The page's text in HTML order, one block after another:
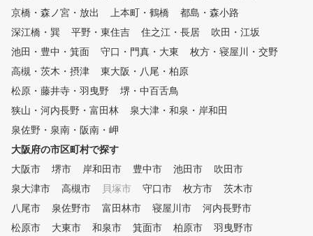
フ」にも「初めてのラウンドデ
ビュー」にも「さらに上を目指
すゴルフ」にぴったりの、やさ
しい空間でお待ちしています！
■キッズ向けゴルフ教室も開校
！ GOLF QUEST for KIDSは5
です。 体験ではゲーム感覚で
シミュレーションゴルフを楽し
みながら、 「ゴルフってこん
な感じ」という雰囲気を気軽に
体感できます。 お気軽に体験
会にお越しください。
京橋・森ノ宮・放出
上本町・鶴橋
都島・森小路
深江橋・巽
平野・東住吉 住之江・長居
吹田・江坂
池田・豊中・箕面
守口・門真・大東
枚方・寝屋川・交野
高槻・茨木・摂津
東大阪・八尾・柏原
松原・藤井寺・羽曳野
堺・中百舌鳥
狭山・河内長野・富田林
泉大津・和泉・岸和田
泉佐野・泉南・阪南・岬
大阪府の市区町村で探す
大阪市
堺市 岸和田市 豊中市 池田市
吹田市
泉大津市
高槻市 貝塚市 守口市 枚方市
茨木市
八尾市
泉佐野市 富田林市 寝屋川市
河内長野市
松原市
大東市 和泉市 箕面市 柏原市
羽曳野市